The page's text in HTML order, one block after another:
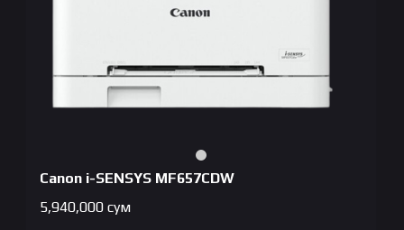
Canon i-SENSYS MF657CDW
5,940,000 сум